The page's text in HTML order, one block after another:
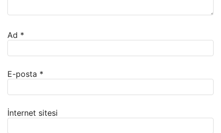
Ad *
E-posta *
İnternet sitesi